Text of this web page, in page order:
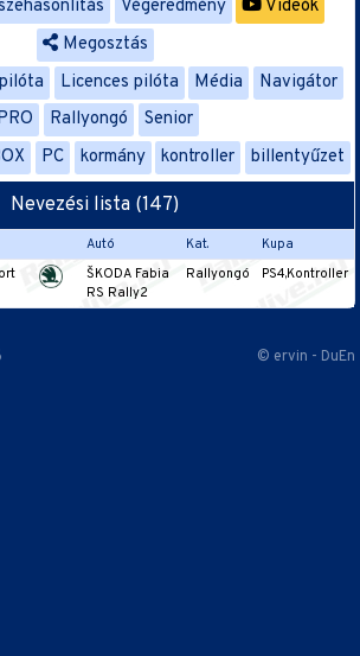
Végeredmény
Videók
Megosztás
Licences pilóta Média
Navigátor
Rallyongó
Senior
PC kormány kontroller billentyűzet
Nevezési lista (147)
Autó Kat.
Kupa
ŠKODA Fabia
RS Rally2
Rallyongó PS4,Kontroller
© ervin - DuEn